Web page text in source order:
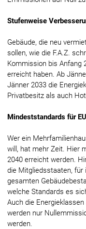
Stufenweise
Gebäude, die neu
sollen, wie die F.A.Z.
Kommission bis Anfang
erreicht haben. Ab
Jänner 2033 die
Privatbesitz als auch
Mindeststandards für
Wer ein
will, hat mehr Zeit. Hier
2040 erreicht werden.
die Mitgliedsstaaten, für
gesamten
welche Standards es
Auch die
werden nur
werden.